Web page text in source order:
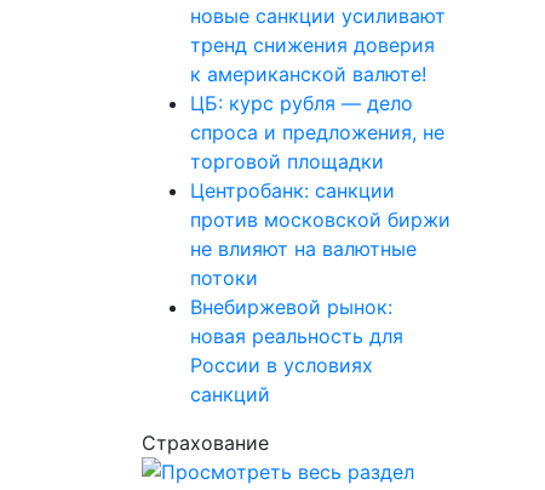
новые санкции усиливают
тренд снижения доверия
к американской валюте!
ЦБ: курс рубля — дело
спроса и предложения, не
торговой площадки
Центробанк: санкции
против московской биржи
не влияют на валютные
потоки
Внебиржевой рынок:
новая реальность для
России в условиях
санкций
Страхование